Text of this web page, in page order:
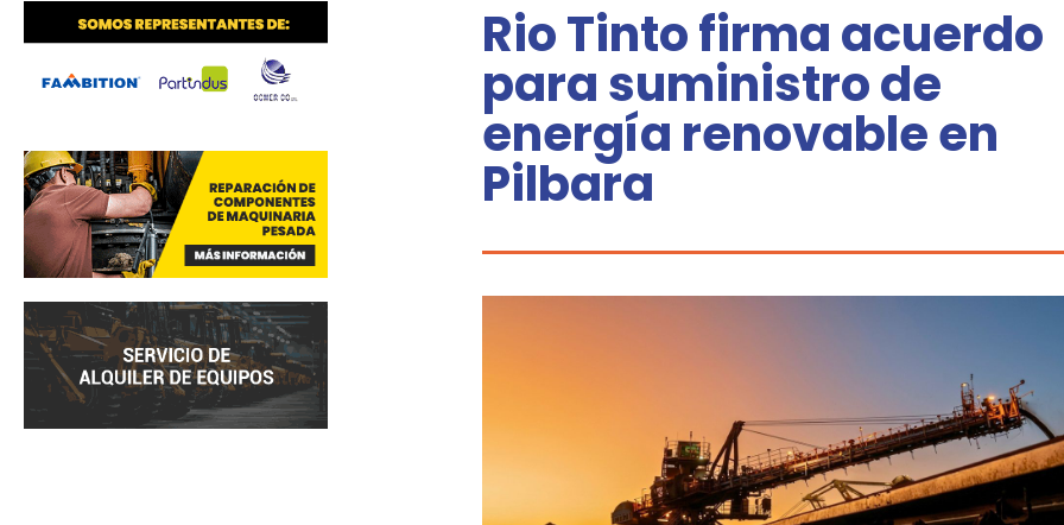
Rio Tinto firma acuerdo
para suministro de
energía renovable en
Pilbara